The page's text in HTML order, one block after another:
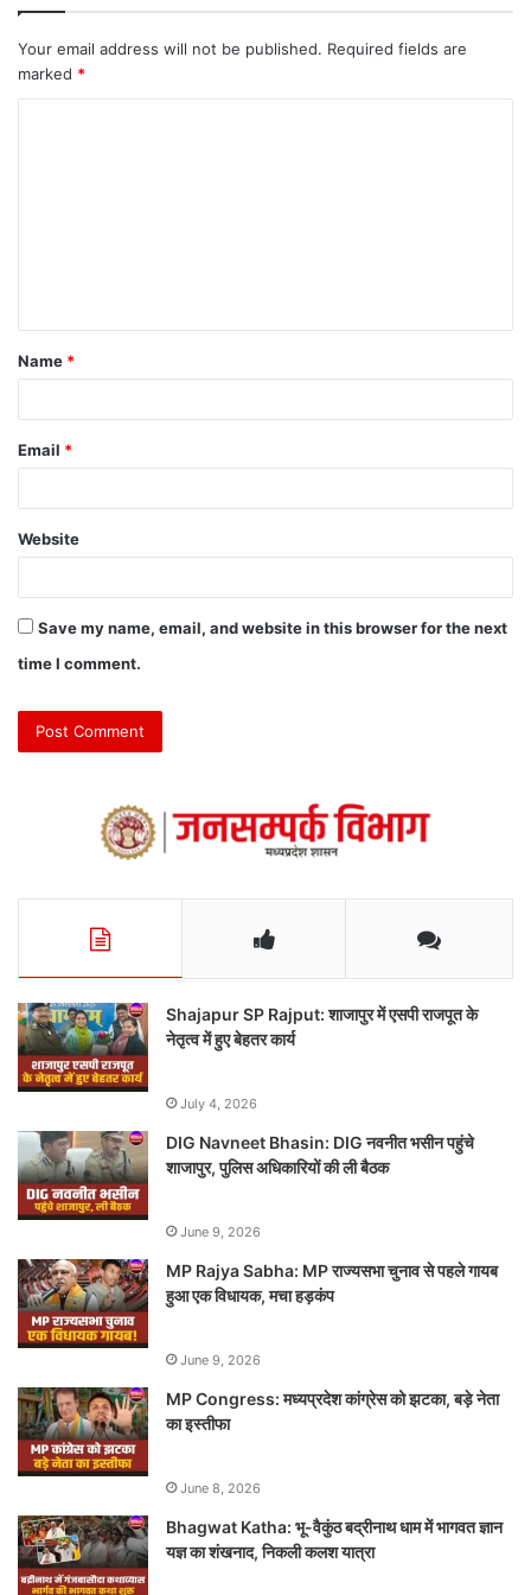
Your email address will not be published. Required fields are
marked *
Name *
Email *
Website
Save my name, email, and website in this browser for the next
time I comment.
Shajapur SP Rajput: शाजापुर में एसपी राजपूत के
नेतृत्व में हुए बेहतर कार्य
July 4, 2026
DIG Navneet Bhasin: DIG नवनीत भसीन पहुंचे
शाजापुर, पुलिस अधिकारियों की ली बैठक
June 9, 2026
MP Rajya Sabha: MP राज्यसभा चुनाव से पहले गायब
हुआ एक विधायक, मचा हड़कंप
June 9, 2026
MP Congress: मध्यप्रदेश कांग्रेस को झटका, बड़े नेता
का इस्तीफा
June 8, 2026
Bhagwat Katha: भू-वैकुंठ बद्रीनाथ धाम में भागवत ज्ञान
यज्ञ का शंखनाद, निकली कलश यात्रा